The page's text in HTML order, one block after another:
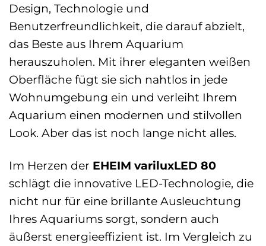
Design, Technologie und
Benutzerfreundlichkeit, die darauf abzielt,
das Beste aus Ihrem Aquarium
herauszuholen. Mit ihrer eleganten weißen
Oberfläche fügt sie sich nahtlos in jede
Wohnumgebung ein und verleiht Ihrem
Aquarium einen modernen und stilvollen
Look. Aber das ist noch lange nicht alles.
Im Herzen der EHEIM variluxLED 80
schlägt die innovative LED-Technologie, die
nicht nur für eine brillante Ausleuchtung
Ihres Aquariums sorgt, sondern auch
äußerst energieeffizient ist. Im Vergleich zu